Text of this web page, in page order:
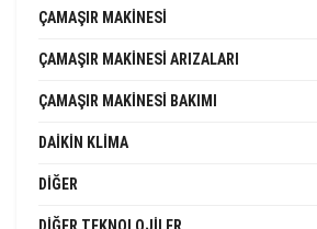
ÇAMAŞIR MAKINESI
ÇAMAŞIR MAKINESI ARIZALARI
ÇAMAŞIR MAKINESI BAKIMI
DAIKIN KLIMA
DIĞER
DIĞER TEKNOLOJILER